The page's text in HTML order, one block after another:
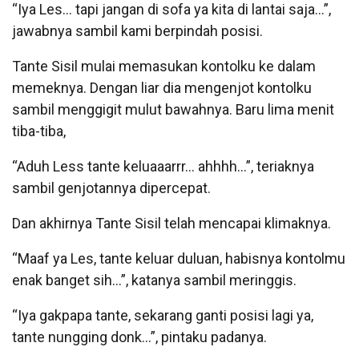
“Iya Les… tapi jangan di sofa ya kita di lantai saja…”,
jawabnya sambil kami berpindah posisi.
Tante Sisil mulai memasukan kontolku ke dalam
memeknya. Dengan liar dia mengenjot kontolku
sambil menggigit mulut bawahnya. Baru lima menit
tiba-tiba,
“Aduh Less tante keluaaarrr… ahhhh…”, teriaknya
sambil genjotannya dipercepat.
Dan akhirnya Tante Sisil telah mencapai klimaknya.
“Maaf ya Les, tante keluar duluan, habisnya kontolmu
enak banget sih…”, katanya sambil meringgis.
“Iya gakpapa tante, sekarang ganti posisi lagi ya,
tante nungging donk…”, pintaku padanya.